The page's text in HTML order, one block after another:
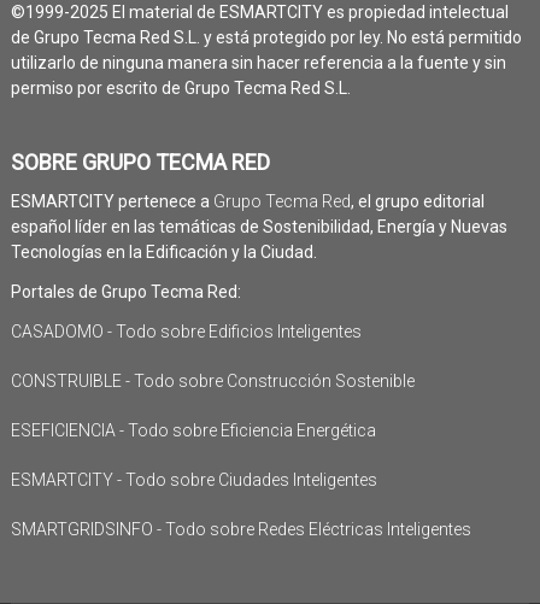
©1999-2025 El material de ESMARTCITY es propiedad intelectual
de Grupo Tecma Red S.L. y está protegido por ley. No está permitido
utilizarlo de ninguna manera sin hacer referencia a la fuente y sin
permiso por escrito de Grupo Tecma Red S.L.
SOBRE GRUPO TECMA RED
ESMARTCITY pertenece a Grupo Tecma Red, el grupo editorial
español líder en las temáticas de Sostenibilidad, Energía y Nuevas
Tecnologías en la Edificación y la Ciudad.
Portales de Grupo Tecma Red:
CASADOMO - Todo sobre Edificios Inteligentes
CONSTRUIBLE - Todo sobre Construcción Sostenible
ESEFICIENCIA - Todo sobre Eficiencia Energética
ESMARTCITY - Todo sobre Ciudades Inteligentes
SMARTGRIDSINFO - Todo sobre Redes Eléctricas Inteligentes